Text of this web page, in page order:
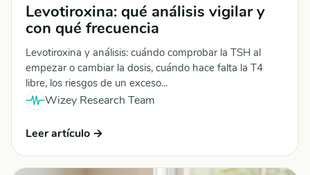
Levotiroxina: qué análisis vigilar y
con qué frecuencia
Levotiroxina y análisis: cuándo comprobar la TSH al
empezar o cambiar la dosis, cuándo hace falta la T4
libre, los riesgos de un exceso...
Wizey Research Team
Leer artículo →